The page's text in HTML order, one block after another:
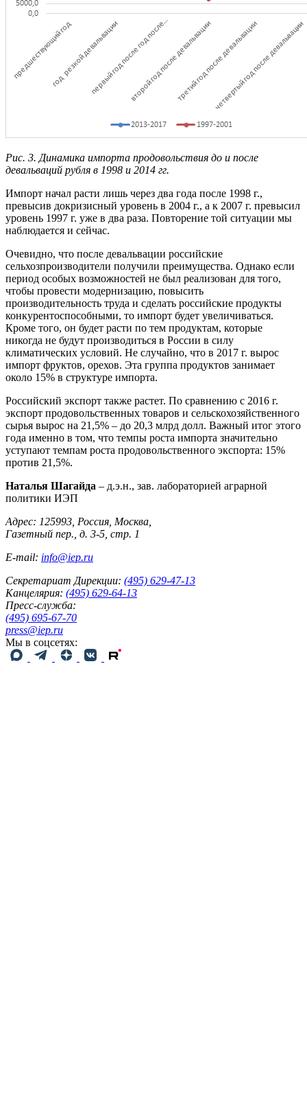
Рис. 3. Динамика импорта продовольствия до и после
девальваций рубля в 1998 и 2014 гг.
Импорт начал расти лишь через два года после 1998 г.,
превысив докризисный уровень в 2004 г., а к 2007 г. превысил
уровень 1997 г. уже в два раза. Повторение той ситуации мы
наблюдается и сейчас.
Очевидно, что после девальвации российские
сельхозпроизводители получили преимущества. Однако если
период особых возможностей не был реализован для того,
чтобы провести модернизацию, повысить
производительность труда и сделать российские продукты
конкурентоспособными, то импорт будет увеличиваться.
Кроме того, он будет расти по тем продуктам, которые
никогда не будут производиться в России в силу
климатических условий. Не случайно, что в 2017 г. вырос
импорт фруктов, орехов. Эта группа продуктов занимает
около 15% в структуре импорта.
Российский экспорт также растет. По сравнению с 2016 г.
экспорт продовольственных товаров и сельскохозяйственного
сырья вырос на 21,5% – до 20,3 млрд долл. Важный итог этого
года именно в том, что темпы роста импорта значительно
уступают темпам роста продовольственного экспорта: 15%
против 21,5%.
Наталья Шагайда – д.э.н., зав. лабораторией аграрной
политики ИЭП
Адрес: 125993, Россия, Москва,
Газетный пер., д. 3-5, стр. 1
E-mail: info@iep.ru
Секретариат Дирекции: (495) 629-47-13
Канцелярия: (495) 629-64-13
Пресс-служба:
(495) 695-67-70
press@iep.ru
Мы в соцсетях: